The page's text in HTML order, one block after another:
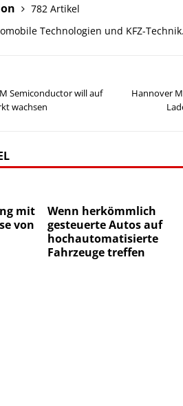
782 Artikel
Technologien und KFZ-Technik.
Semiconductor will auf
wachsen
Hannover
mit
von
Wenn herkömmlich
gesteuerte Autos auf
hochautomatisierte
Fahrzeuge treffen